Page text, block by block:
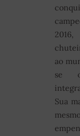
ao
se
Sua